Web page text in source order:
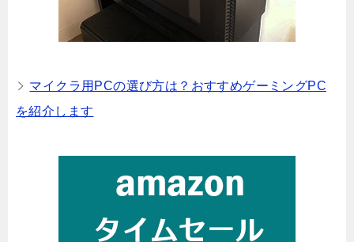
マイクラ用PCの選び方は？おすすめゲーミングPC
を紹介します